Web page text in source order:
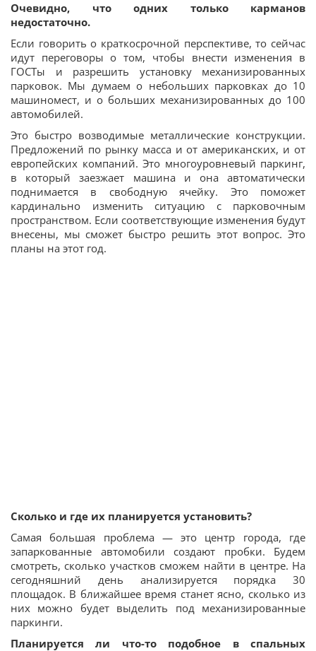
Очевидно, что одних только карманов
недостаточно.
Если говорить о краткосрочной перспективе, то сейчас
идут переговоры о том, чтобы внести изменения в
ГОСТы и разрешить установку механизированных
парковок. Мы думаем о небольших парковках до 10
машиномест, и о больших механизированных до 100
автомобилей.
Это быстро возводимые металлические конструкции.
Предложений по рынку масса и от американских, и от
европейских компаний. Это многоуровневый паркинг,
в который заезжает машина и она автоматически
поднимается в свободную ячейку. Это поможет
кардинально изменить ситуацию с парковочным
пространством. Если соответствующие изменения будут
внесены, мы сможет быстро решить этот вопрос. Это
планы на этот год.
Сколько и где их планируется установить?
Самая большая проблема — это центр города, где
запаркованные автомобили создают пробки. Будем
смотреть, сколько участков сможем найти в центре. На
сегодняшний день анализируется порядка 30
площадок. В ближайшее время станет ясно, сколько из
них можно будет выделить под механизированные
паркинги.
Планируется ли что-то подобное в спальных